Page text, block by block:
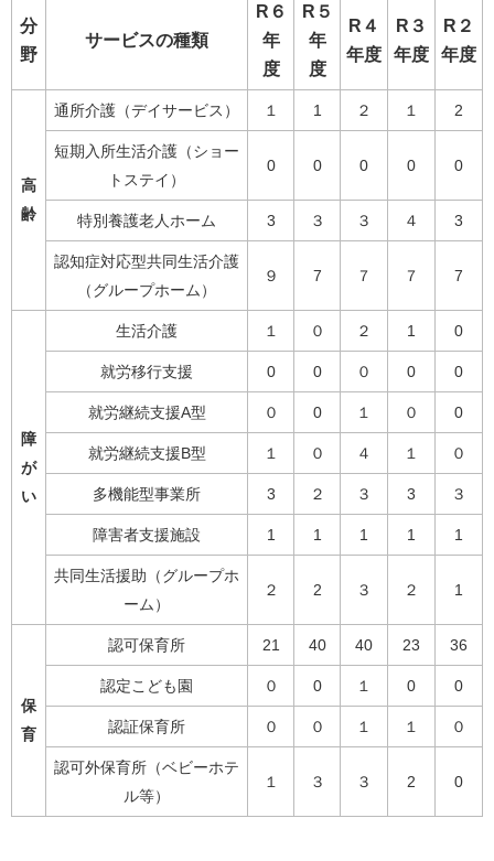
分
野
サービスの種類
R６
年
度
R５
年
度
R４
年度
R３
年度
R２
年度
高
齢
通所介護（デイサービス） １ 1 ２ １ 2
短期入所生活介護（ショー
トステイ）
0 0 0 0 0
特別養護老人ホーム 3 ３ ３ ４ 3
認知症対応型共同生活介護
（グループホーム）
９ 7 ７ ７ 7
障
が
い
生活介護 １ ０ ２ 1 0
就労移行支援 0 0 ０ 0 0
就労継続支援A型 ０ 0 １ ０ 0
就労継続支援B型 １ ０ ４ １ ０
多機能型事業所 3 ２ ３ 3 ３
障害者支援施設 1 1 1 1 1
共同生活援助（グループホ
ーム）
２ 2 ３ ２ 1
保
育
認可保育所 21 40 40 23 36
認定こども園 ０ 0 １ 0 0
認証保育所 ０ ０ １ １ ０
認可外保育所（ベビーホテ
ル等）
１ ３ ３ 2 0